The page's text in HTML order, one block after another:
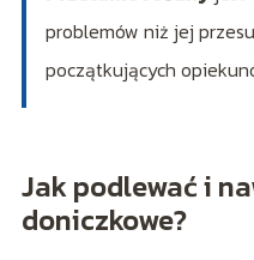
problemów niż jej
początkujących
Jak podlewać i
doniczkowe?